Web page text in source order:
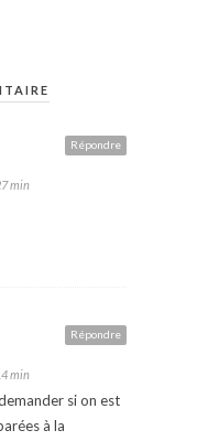
Répondre
min
Répondre
min
si on est
à la